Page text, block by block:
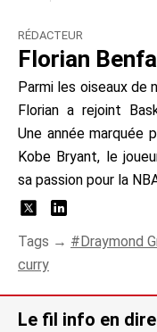
RÉDACTEUR
Florian
Parmi les oiseaux de
Florian a rejoint
Une année marquée
Kobe Bryant, le
sa passion pour la
Tags → Draymond
curry
Le fil info en